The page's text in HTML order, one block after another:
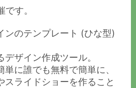
す。
ンのテンプレート (ひな型)
ザイン作成ツール。
に誰でも無料で簡単に、
スライドショーを作ること